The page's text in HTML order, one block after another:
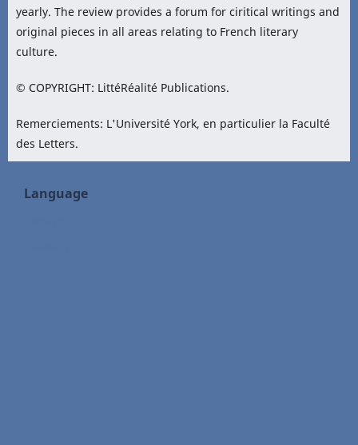
yearly. The review provides a forum for ciritical writings and
original pieces in all areas relating to French literary
culture.
© COPYRIGHT: LittéRéalité Publications.
Remerciements: L'Université York, en particulier la Faculté
des Letters.
Language